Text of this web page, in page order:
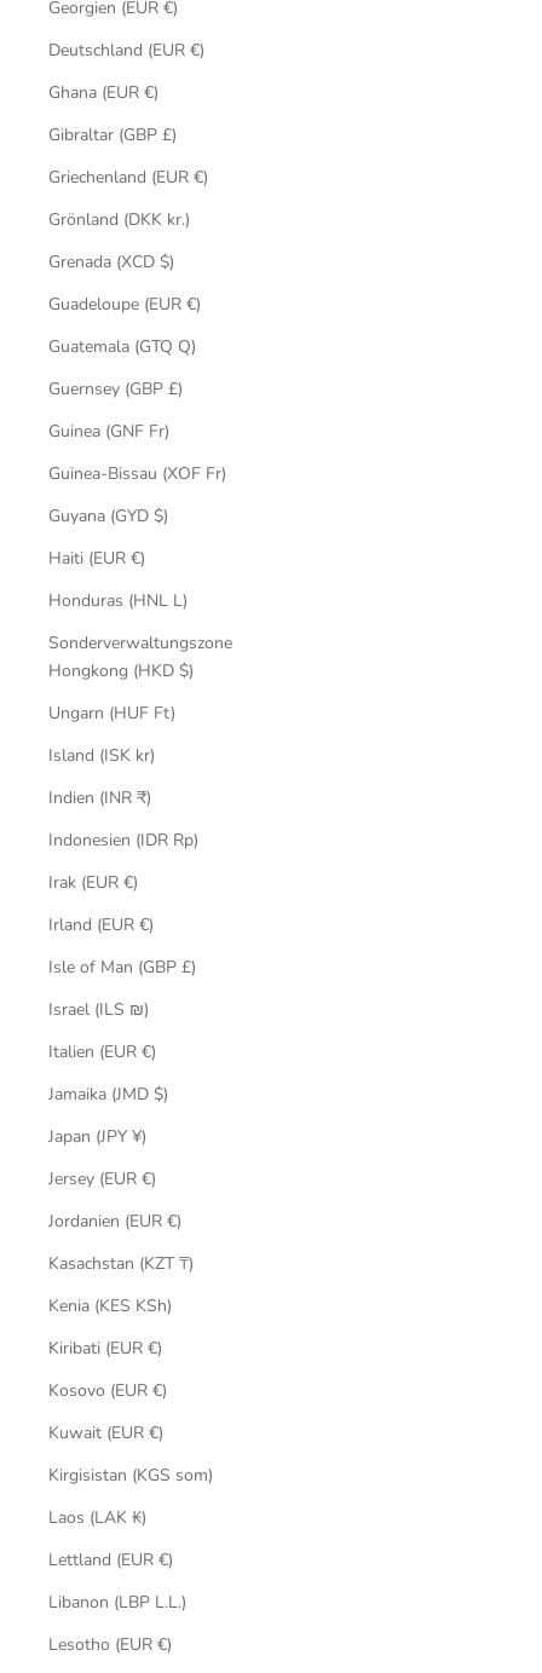
Georgien (EUR €)
Deutschland (EUR €)
Ghana (EUR €)
Gibraltar (GBP £)
Griechenland (EUR €)
Grönland (DKK kr.)
Grenada (XCD $)
Guadeloupe (EUR €)
Guatemala (GTQ Q)
Guernsey (GBP £)
Guinea (GNF Fr)
Guinea-Bissau (XOF Fr)
Guyana (GYD $)
Haiti (EUR €)
Honduras (HNL L)
Sonderverwaltungszone
Hongkong (HKD $)
Ungarn (HUF Ft)
Island (ISK kr)
Indien (INR ₹)
Indonesien (IDR Rp)
Irak (EUR €)
Irland (EUR €)
Isle of Man (GBP £)
Israel (ILS ₪)
Italien (EUR €)
Jamaika (JMD $)
Japan (JPY ¥)
Jersey (EUR €)
Jordanien (EUR €)
Kasachstan (KZT ₸)
Kenia (KES KSh)
Kiribati (EUR €)
Kosovo (EUR €)
Kuwait (EUR €)
Kirgisistan (KGS som)
Laos (LAK ₭)
Lettland (EUR €)
Libanon (LBP L.L.)
Lesotho (EUR €)